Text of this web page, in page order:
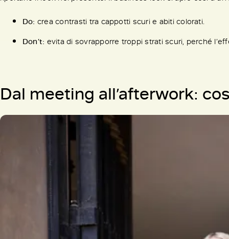
Do: crea contrasti tra cappotti scuri e abiti colorati.
Don’t: evita di sovrapporre troppi strati scuri, perché
Dal meeting all’afterwork: